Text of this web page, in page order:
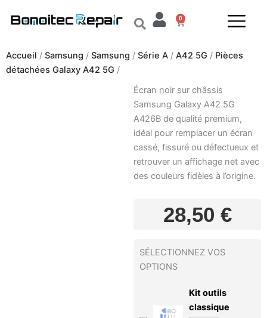
0
Panier
Accueil / Samsung / Samsung / Série A / A42 5G / Pièces
détachées Galaxy A42 5G /
Écran noir sur châssis
Samsung Galaxy A42 5G
A426B de qualité premium,
idéal pour remplacer un écran
cassé, fissuré ou défectueux et
retrouver un affichage net avec
des couleurs fidèles à l’origine.
28,50 €
SÉLECTIONNEZ VOS
OPTIONS
Kit outils
classique